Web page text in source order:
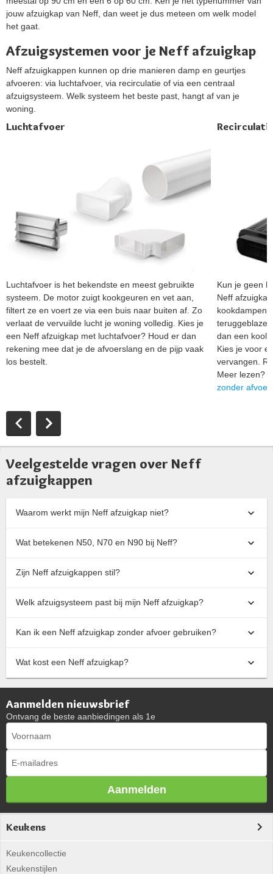
jouw afzuigkap van Neff, dan weet je dus meteen om welk model
het gaat.
Afzuigsystemen voor je Neff afzuigkap
Neff afzuigkappen kunnen op drie manieren damp en geurtjes
afvoeren: via luchtafvoer, via recirculatie of via een centraal
afzuigsysteem. Welk systeem het beste past, hangt af van je
woning.
Luchtafvoer
Luchtafvoer is het bekendste en meest gebruikte
systeem. De motor zuigt kookgeuren en vet aan,
filtert ze en voert ze via een buis naar buiten af. Zo
verlaat de vervuilde lucht je woning volledig. Kies je
een Neff afzuigkap met luchtafvoer? Houd er dan
rekening mee dat je de afvoerslang en de pijp vaak
los bestelt.
Kun je geen
Neff
kookdampen
dan een
Kies je voor
vervangen.
Meer lezen?
zonder afvoer
Veelgestelde vragen over Neff
afzuigkappen
Waarom werkt mijn Neff afzuigkap niet?
Wat betekenen N50, N70 en N90 bij Neff?
Zijn Neff afzuigkappen stil?
Welk afzuigsysteem past bij mijn Neff afzuigkap?
Kan ik een Neff afzuigkap zonder afvoer gebruiken?
Wat kost een Neff afzuigkap?
Aanmelden nieuwsbrief
Ontvang de beste aanbiedingen als 1e
Aanmelden
Keukens
Keukencollectie
Keukenstijlen